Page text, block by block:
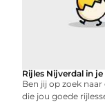
Rijles Nijverdal in
Ben jij op zoek
die jou goede